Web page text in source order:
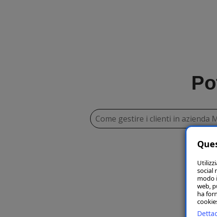
Come gestire i clienti in azienda
social
modo
web,
ha